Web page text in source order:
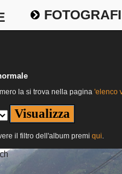
la si trova nella pagina 'elenco
il filtro dell'album premi qui.